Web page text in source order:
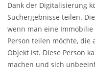
Dank der Digitalisierung
Suchergebnisse teilen.
wenn man eine
Person teilen möchte, die
Objekt ist. Diese Person
machen und sich